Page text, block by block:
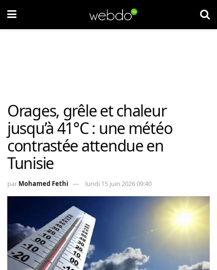
Orages, grêle et chaleur
jusqu’à 41°C : une météo
contrastée attendue en
Tunisie
par Mohamed Fethi lundi 15 juin 2026 09:40